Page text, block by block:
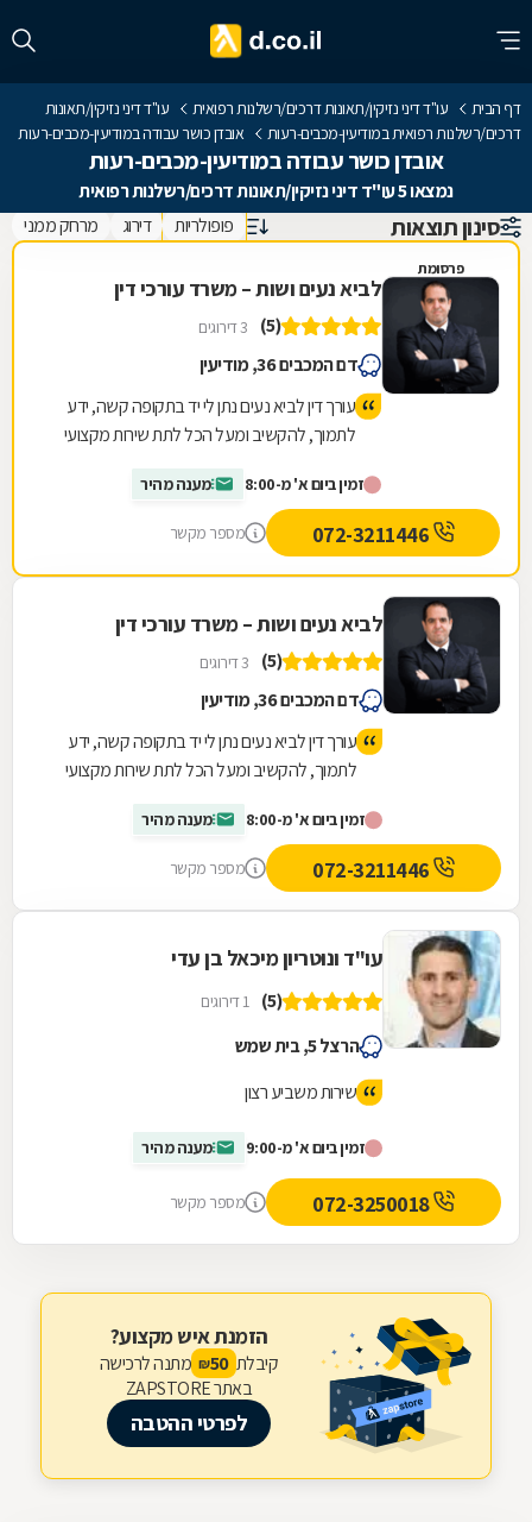
דף הבית עו"ד דיני נזיקין/תאונות דרכים/רשלנות רפואית
עו"ד דיני נזיקין/תאונות
דרכים/רשלנות רפואית במודיעין-מכבים-רעות
אובדן כושר עבודה במודיעין-מכבים-רעות
אובדן כושר עבודה במודיעין-מכבים-רעות
נמצאו 5 עו"ד דיני נזיקין/תאונות דרכים/רשלנות רפואית
סינון תוצאות פופולריות דירוג מרחק ממני
פרסומת
לביא נעים ושות – משרד עורכי דין
(5) 3 דירוגים
דם המכבים 36, מודיעין
עורך דין לביא נעים נתן לי יד בתקופה קשה, ידע
לתמוך, להקשיב ומעל הכל לתת שירות מקצועי
זמין ביום א' מ-8:00 מענה מהיר
מספר מקשר
לביא נעים ושות – משרד עורכי דין
(5) 3 דירוגים
דם המכבים 36, מודיעין
עורך דין לביא נעים נתן לי יד בתקופה קשה, ידע
לתמוך, להקשיב ומעל הכל לתת שירות מקצועי
זמין ביום א' מ-8:00 מענה מהיר
מספר מקשר
עו"ד ונוטריון מיכאל בן עדי
(5) 1 דירוגים
הרצל 5, בית שמש
שירות משביע רצון
זמין ביום א' מ-9:00 מענה מהיר
072-3250018 מספר מקשר
הזמנת איש מקצוע?
קיבלת 50
₪ מתנה לרכישה
באתר ZAPSTORE
לפרטי ההטבה